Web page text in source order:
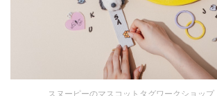
スヌーピーのマスコットタグワークショッ